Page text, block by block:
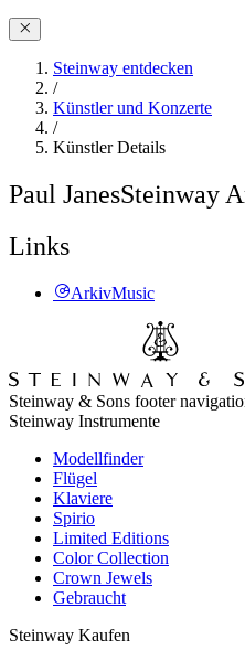
Steinway entdecken
/
Künstler und Konzerte
/
Künstler Details
Paul JanesSteinway
Links
ArkivMusic
Steinway & Sons footer
Steinway Instrumente
Modellfinder
Flügel
Klaviere
Spirio
Limited Editions
Color Collection
Crown Jewels
Gebraucht
Steinway Kaufen